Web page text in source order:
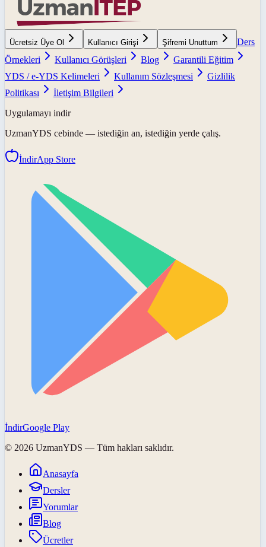
Ücretsiz Üye Ol Kullanıcı Girişi Şifremi Unuttum
Ders
Örnekleri
Kullanıcı Görüşleri Blog
Garantili Eğitim
YDS / e-YDS Kelimeleri
Kullanım Sözleşmesi
Gizlilik
Politikası
İletişim Bilgileri
Uygulamayı indir
UzmanYDS cebinde — istediğin an, istediğin yerde çalış.
İndirApp Store
İndirGoogle Play
© 2026 UzmanYDS — Tüm hakları saklıdır.
Anasayfa
Dersler
Yorumlar
Blog
Ücretler